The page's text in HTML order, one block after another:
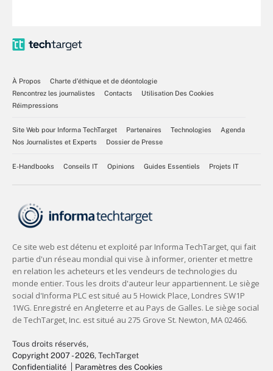
À Propos
Charte d’éthique et de déontologie
Rencontrez les journalistes
Contacts
Utilisation Des Cookies
Réimpressions
Site Web pour Informa TechTarget Partenaires Technologies
Agenda
Nos Journalistes et Experts
Dossier de Presse
E-Handbooks Conseils IT Opinions Guides Essentiels Projets IT
Tous droits réservés,
Copyright 2007 - 2026, TechTarget
Confidentialité
Paramètres des Cookies